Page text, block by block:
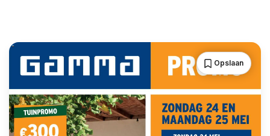
Opslaan